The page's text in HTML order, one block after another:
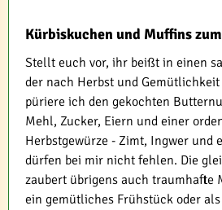
Kürbiskuchen und Muffins
Stellt euch vor, ihr beißt in einen
der nach Herbst und
püriere ich den gekochten
Mehl, Zucker, Eiern und einer
Herbstgewürze - Zimt, Ingwer und
dürfen bei mir nicht fehlen. Die
zaubert übrigens auch traumhafte
ein gemütliches Frühstück oder